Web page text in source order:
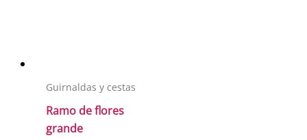
Guirnaldas y cestas
Ramo de flores
grande